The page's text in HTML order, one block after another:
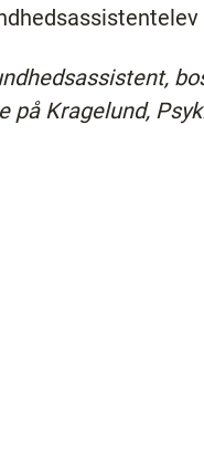
på Kragelund,